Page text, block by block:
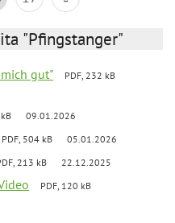
"Pfingstanger"
gut"
PDF, 232 kB
09.01.2026
PDF, 504 kB 05.01.2026
213 kB 22.12.2025
PDF, 120 kB